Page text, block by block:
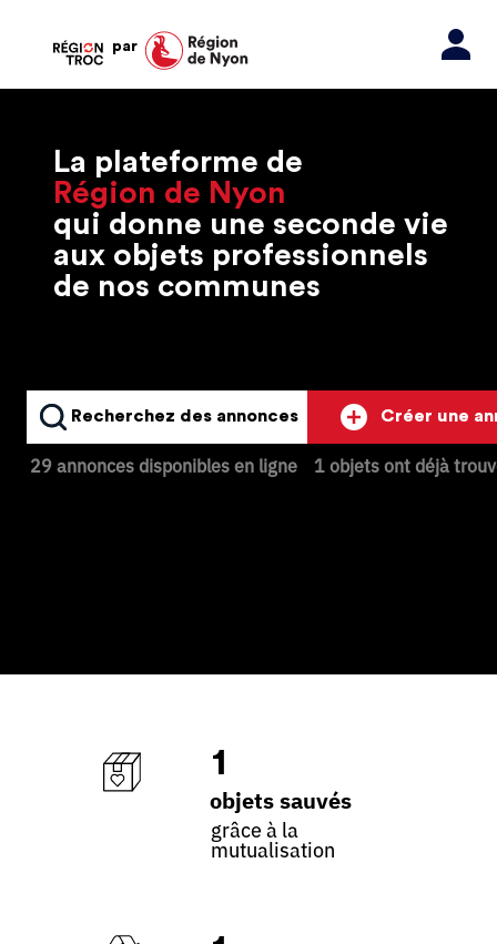
par
La plateforme de
Région de Nyon
qui donne une seconde vie
aux objets professionnels
de nos communes
Recherchez des annonces
29 annonces disponibles en ligne
Créer une
1 objets ont déjà
1
objets sauvés
grâce à la
mutualisation